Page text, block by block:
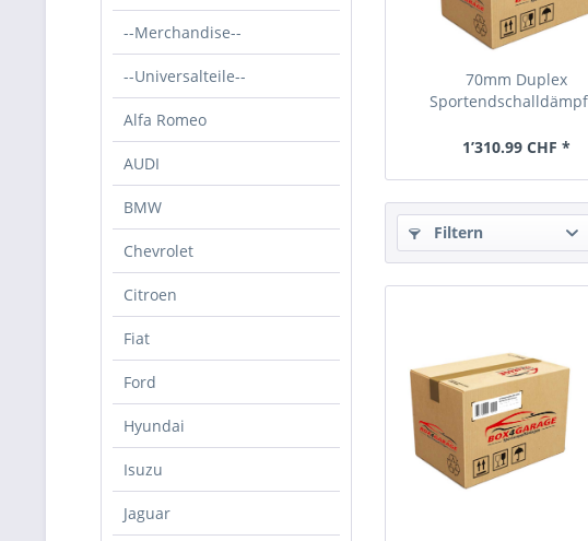
--Merchandise--
--Universalteile--
Alfa Romeo
AUDI
BMW
Chevrolet
Citroen
Fiat
Ford
Hyundai
Isuzu
Jaguar
70mm Duplex
1’310.99 CHF *
Filtern